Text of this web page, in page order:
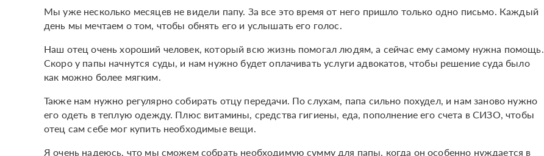
Мы уже несколько месяцев не видели папу. За все это время от него пришло только одно письмо. Каждый
день мы мечтаем о том, чтобы обнять его и услышать его голос.
Наш отец очень хороший человек, который всю жизнь помогал людям, а сейчас ему самому нужна помощь.
Скоро у папы начнутся суды, и нам нужно будет оплачивать услуги адвокатов, чтобы решение суда было
как можно более мягким.
Также нам нужно регулярно собирать отцу передачи. По слухам, папа сильно похудел, и нам заново нужно
его одеть в теплую одежду. Плюс витамины, средства гигиены, еда, пополнение его счета в СИЗО, чтобы
отец сам себе мог купить необходимые вещи.
Я очень надеюсь, что мы сможем собрать необходимую сумму для папы, когда он особенно нуждается в